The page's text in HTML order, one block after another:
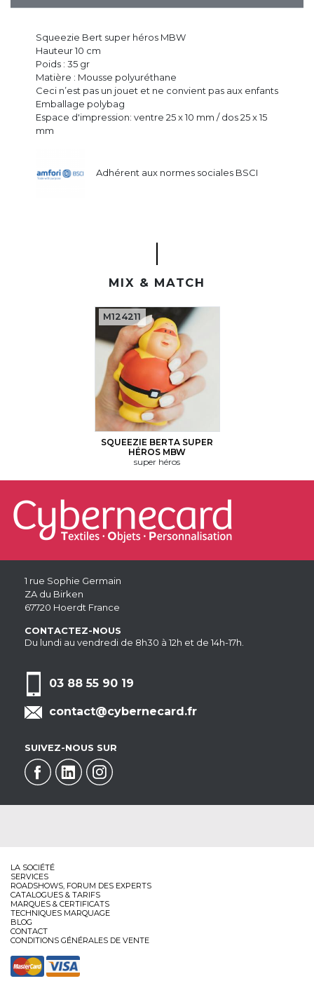
Squeezie Bert super héros MBW
Hauteur 10 cm
Poids : 35 gr
Matière : Mousse polyuréthane
Ceci n’est pas un jouet et ne convient pas aux enfants
Emballage polybag
Espace d'impression: ventre 25 x 10 mm / dos 25 x 15
mm
Adhérent aux normes sociales BSCI
MIX & MATCH
SQUEEZIE BERTA SUPER
HÉROS MBW
super héros
M124211
1 rue Sophie Germain
ZA du Birken
67720 Hoerdt France
CONTACTEZ-NOUS
Du lundi au vendredi de 8h30 à 12h et de 14h-17h.
03 88 55 90 19
contact@cybernecard.fr
SUIVEZ-NOUS SUR
LA SOCIÉTÉ
SERVICES
ROADSHOWS, FORUM DES EXPERTS
CATALOGUES & TARIFS
MARQUES & CERTIFICATS
TECHNIQUES MARQUAGE
BLOG
CONTACT
CONDITIONS GÉNÉRALES DE VENTE